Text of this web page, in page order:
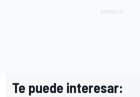
Te puede interesar: